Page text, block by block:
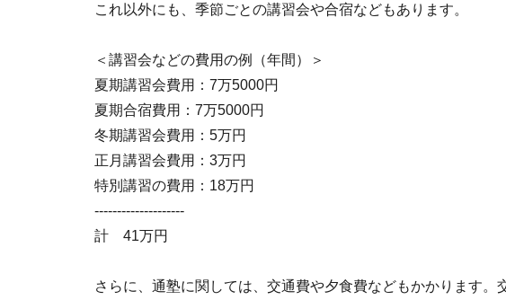
これ以外にも、季節ごとの講習会や合宿などもあります。
＜講習会などの費用の例（年間）＞
夏期講習会費用：7万5000円
夏期合宿費用：7万5000円
冬期講習会費用：5万円
正月講習会費用：3万円
特別講習の費用：18万円
--------------------
計 41万円
さらに、通塾に関しては、交通費や夕食費などもかかります。